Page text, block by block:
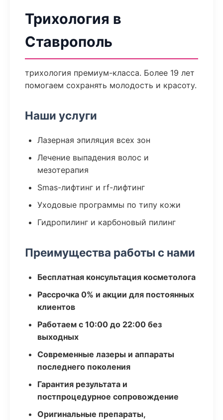
Трихология в
Ставрополь
трихология премиум-класса. Более 19 лет
помогаем сохранять молодость и красоту.
Наши услуги
Лазерная эпиляция всех зон
Лечение выпадения волос и
мезотерапия
Smas-лифтинг и rf-лифтинг
Уходовые программы по типу кожи
Гидропилинг и карбоновый пилинг
Преимущества работы с нами
Бесплатная консультация косметолога
Рассрочка 0% и акции для постоянных
клиентов
Работаем с 10:00 до 22:00 без
выходных
Современные лазеры и аппараты
последнего поколения
Гарантия результата и
постпроцедурное сопровождение
Оригинальные препараты,